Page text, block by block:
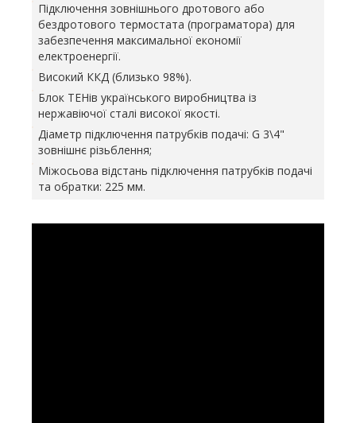
Підключення зовнішнього дротового або
бездротового термостата (програматора) для
забезпечення максимальної економії
електроенергії.
Високий ККД (близько 98%).
Блок ТЕНів українського виробництва із
нержавіючої сталі високої якості.
Діаметр підключення патрубків подачі: G 3\4"
зовнішнє різьблення;
Міжосьова відстань підключення патрубків подачі
та обратки: 225 мм.